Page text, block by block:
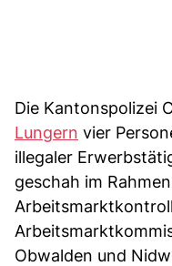
Die Kantonspolizei
Lungern vier
illegaler
geschah im
Obwalden und